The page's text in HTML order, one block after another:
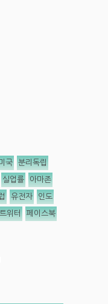
국 분리독립
실업률 아마존
유전자 인도
트위터 페이스북